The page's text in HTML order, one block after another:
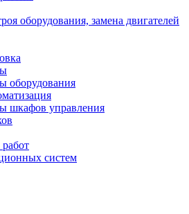
оборудования, замена двигателей
оборудования
шкафов управления
систем